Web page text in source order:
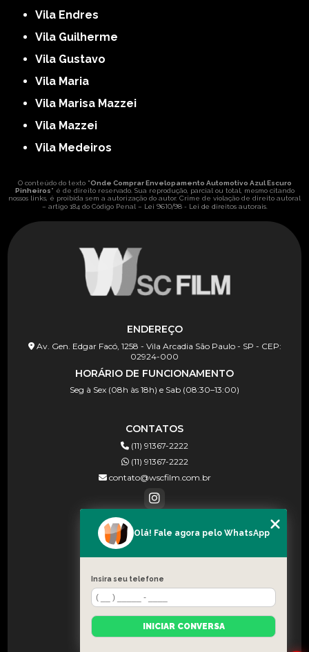
Vila Endres
Vila Guilherme
Vila Gustavo
Vila Maria
Vila Marisa Mazzei
Vila Mazzei
Vila Medeiros
O conteúdo do texto "Onde Comprar Envelopamento Automotivo Azul Escuro
Pinheiros" é de direito reservado. Sua reprodução, parcial ou total, mesmo citando
nossos links, é proibida sem a autorização do autor. Crime de violação de direito autoral
– artigo 184 do Código Penal – Lei 9610/98 - Lei de direitos autorais.
ENDEREÇO
Av. Gen. Edgar Facó, 1258 - Vila Arcadia São Paulo - SP - CEP:
02924-000
HORÁRIO DE FUNCIONAMENTO
Seg à Sex (08h às 18h) e Sab (08:30–13:00)
CONTATOS
(11) 91367-2222
(11) 91367-2222
contato@wscfilm.com.br
MENU
BLOG
CONTATO
CATEGORIAS
Olá! Fale agora pelo WhatsApp
Insira seu telefone
INICIAR CONVERSA